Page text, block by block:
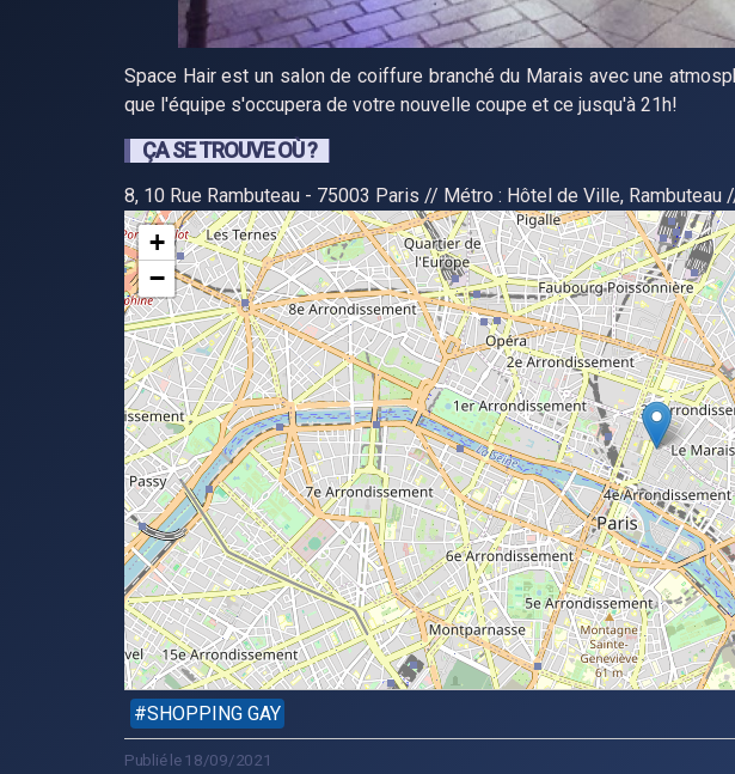
Space Hair est un salon de coiffure branché du Marais avec une
que l'équipe s'occupera de votre nouvelle coupe et ce jusqu'à 21h!
ÇA SE TROUVE OÙ ?
8, 10 Rue Rambuteau - 75003 Paris // Métro : Hôtel de Ville, Rambuteau
+
−
SHOPPING GAY
Publié le 18/09/2021